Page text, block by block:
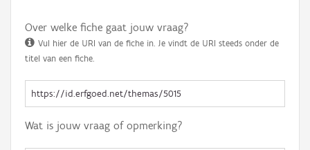
Over welke fiche gaat jouw vraag?
Vul hier de URI van de fiche in. Je vindt de URI steeds onder de
titel van een fiche.
Wat is jouw vraag of opmerking?